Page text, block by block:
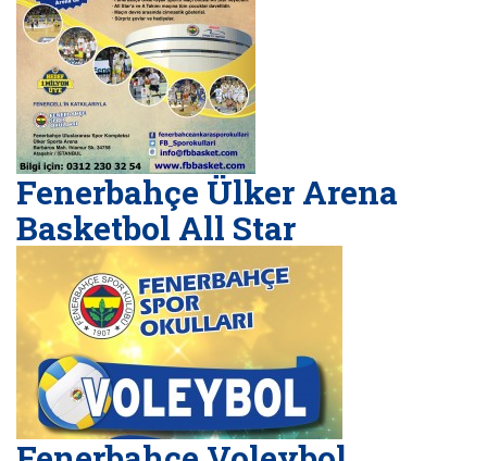
Fenerbahçe Ülker Arena
Basketbol All Star